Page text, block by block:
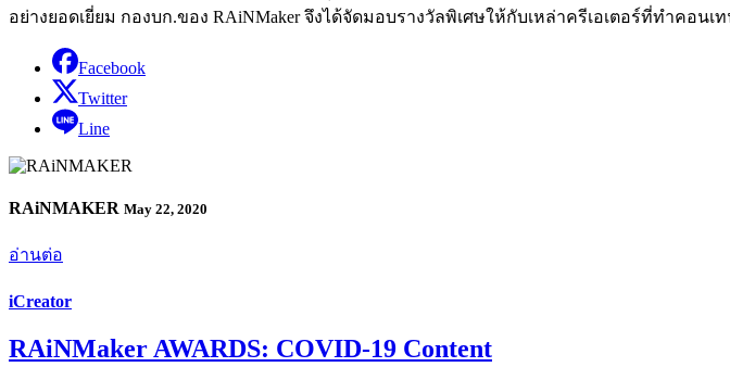
อย่างยอดเยี่ยม กองบก.ของ RAiNMaker จึงได้จัดมอบรางวัลพิเศษให้กับเหล่าครีเอเตอร์ที่ทำคอ
Facebook
Twitter
Line
RAiNMAKER May 22, 2020
อ่านต่อ
iCreator
RAiNMaker AWARDS: COVID-19 Content